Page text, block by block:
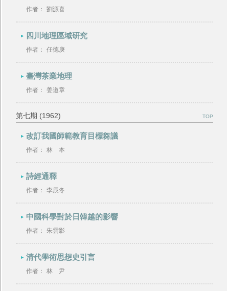
作者： 劉源喜
四川地理區域研究
作者： 任德庚
臺灣茶業地理
作者： 姜道章
第七期 (1962) TOP
改訂我國師範教育目標芻議
作者： 林 本
詩經通釋
作者： 李辰冬
中國科學對於日韓越的影響
作者： 朱雲影
清代學術思想史引言
作者： 林 尹